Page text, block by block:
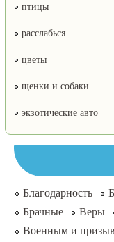
птицы
расслабься
цветы
щенки и собаки
экзотические авто
Благодарность
Брачные
Веры
Военным и